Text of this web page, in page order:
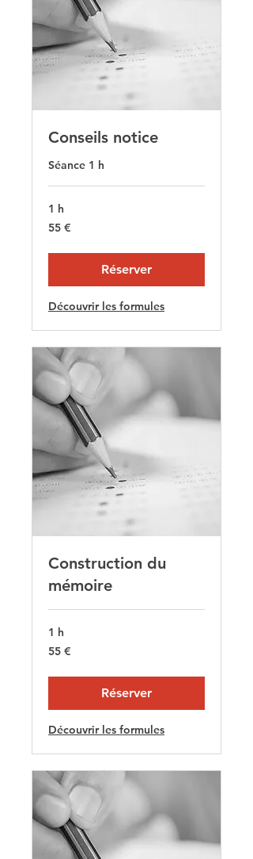
Conseils notice
Séance 1 h
1 h
55
euros
55 €
Réserver
Découvrir les formules
Construction du
mémoire
1 h
55
euros
55 €
Réserver
Découvrir les formules